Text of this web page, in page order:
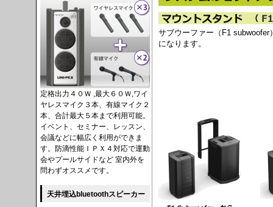
サブウーファー（F1
になります。
定格出力４０Ｗ ,最大６０Ｗ,ワイ
ヤレスマイク３本、有線マイク２
本、合計最大５本まで利用可能。
イベント、セミナー、レッスン、
会議などに幅広く利用ができま
す。防滴性能ＩＰＸ４対応で運動
会やプールサイドなど 室内外を
問わずオススメです。
天井埋込bluetoothスピーカー